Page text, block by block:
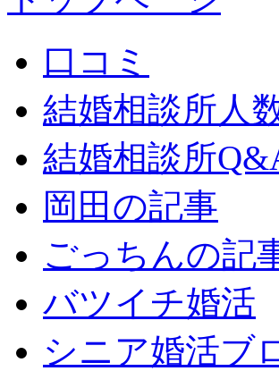
口コミ
結婚相談所人
結婚相談所
岡田の記事
ごっちんの記
バツイチ婚活
シニア婚活ブ